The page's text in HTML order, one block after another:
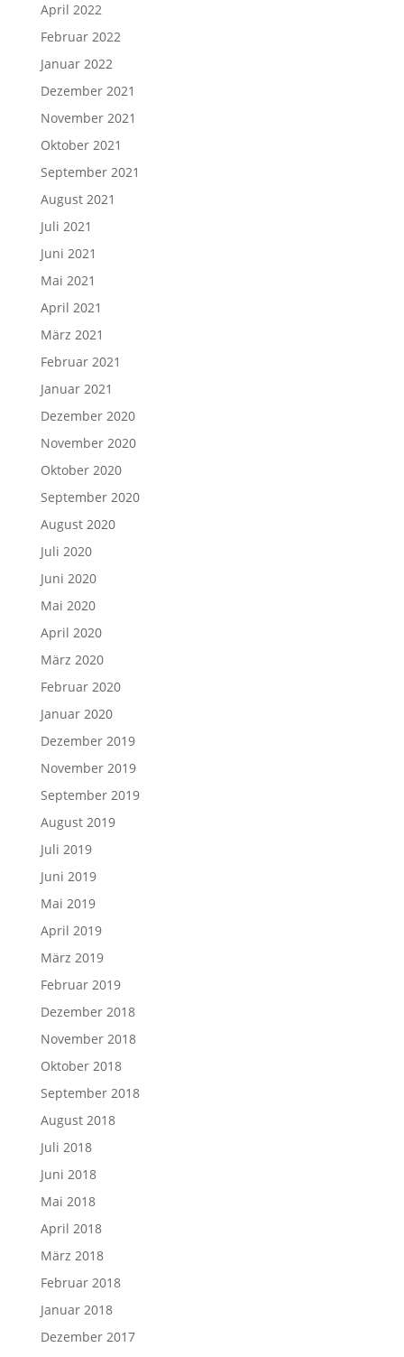
April 2022
Februar 2022
Januar 2022
Dezember 2021
November 2021
Oktober 2021
September 2021
August 2021
Juli 2021
Juni 2021
Mai 2021
April 2021
März 2021
Februar 2021
Januar 2021
Dezember 2020
November 2020
Oktober 2020
September 2020
August 2020
Juli 2020
Juni 2020
Mai 2020
April 2020
März 2020
Februar 2020
Januar 2020
Dezember 2019
November 2019
September 2019
August 2019
Juli 2019
Juni 2019
Mai 2019
April 2019
März 2019
Februar 2019
Dezember 2018
November 2018
Oktober 2018
September 2018
August 2018
Juli 2018
Juni 2018
Mai 2018
April 2018
März 2018
Februar 2018
Januar 2018
Dezember 2017